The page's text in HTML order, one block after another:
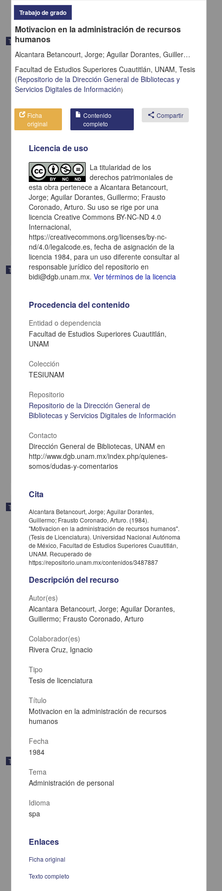
Trabajo de grado
Manual de formulacion de raciones para cerdos
Moreno Ibarra, Ricardo
Medicina y Ciencias de la Salud
Trabajo de grado
Evaluacion de la eficiencia productiva de un rebano caprino (varias
Pineda Sanchez, Edmundo
Medicina y Ciencias de la Salud
Trabajo de grado
Alteraciones cardio vasculares observadas en necropsias de
julio a diciembre de 1982 y su aplicacion en la clinica de pequenas
especies
Medicina y Ciencias de la Salud
Trabajo de grado
Trabajo de grado
Motivacion en la administración de recursos
humanos
Alcantara Betancourt, Jorge; Aguilar Dorantes, Guillermo; Frausto Coronado, Arturo
Facultad de Estudios Superiores Cuautitlán, UNAM, Tesis
(Repositorio de la Dirección General de Bibliotecas y
Servicios Digitales de Información)
Ficha
original
Contenido
completo
share Compartir
Licencia de uso
La titularidad de los
derechos patrimoniales de
esta obra pertenece a Alcantara Betancourt,
Jorge; Aguilar Dorantes, Guillermo; Frausto
Coronado, Arturo. Su uso se rige por una
licencia Creative Commons BY-NC-ND 4.0
Internacional,
https://creativecommons.org/licenses/by-nc-
nd/4.0/legalcode.es, fecha de asignación de la
licencia 1984, para un uso diferente consultar al
responsable jurídico del repositorio en
bidi@dgb.unam.mx.Ver términos de la licencia
Procedencia del contenido
Entidad o dependencia
Facultad de Estudios Superiores Cuautitlán,
UNAM
Colección
TESIUNAM
Repositorio
Repositorio de la Dirección General de
Bibliotecas y Servicios Digitales de Información
Contacto
Dirección General de Bibliotecas, UNAM en
http://www.dgb.unam.mx/index.php/quienes-
somos/dudas-y-comentarios
Cita
Alcantara Betancourt, Jorge; Aguilar Dorantes,
Guillermo; Frausto Coronado, Arturo. (1984).
"Motivacion en la administración de recursos humanos".
(Tesis de Licenciatura). Universidad Nacional Autónoma
de México, Facultad de Estudios Superiores Cuautitlán,
UNAM. Recuperado de
https://repositorio.unam.mx/contenidos/3487887
Descripción del recurso
Autor(es)
Alcantara Betancourt, Jorge; Aguilar Dorantes,
Guillermo; Frausto Coronado, Arturo
Colaborador(es)
Rivera Cruz, Ignacio
Tipo
Tesis de licenciatura
Título
Motivacion en la administración de recursos
humanos
Fecha
1984
Tema
Administración de personal
Idioma
spa
Enlaces
Ficha original
Texto completo